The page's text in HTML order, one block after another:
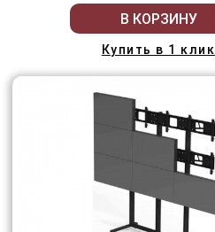
В КОРЗИНУ
Купить в 1 клик